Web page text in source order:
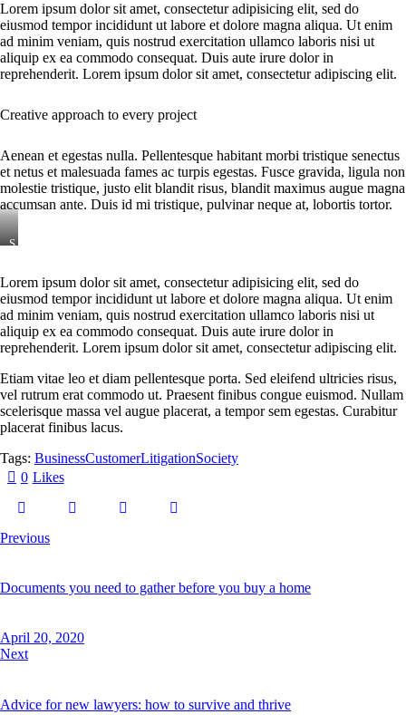
Lorem ipsum dolor sit amet, consectetur adipisicing elit, sed do
eiusmod tempor incididunt ut labore et dolore magna aliqua. Ut enim
ad minim veniam, quis nostrud exercitation ullamco laboris nisi ut
aliquip ex ea commodo consequat. Duis aute irure dolor in
reprehenderit. Lorem ipsum dolor sit amet, consectetur adipiscing elit.
Creative approach to every project
Aenean et egestas nulla. Pellentesque habitant morbi tristique senectus
et netus et malesuada fames ac turpis egestas. Fusce gravida, ligula non
molestie tristique, justo elit blandit risus, blandit maximus augue magna
accumsan ante. Duis id mi tristique, pulvinar neque at, lobortis tortor.
S
t
c
l
i
t
a
a
s
d
g
u
e
r
g
,
s
e
a
n
c
s
Lorem ipsum dolor sit amet, consectetur adipisicing elit, sed do
eiusmod tempor incididunt ut labore et dolore magna aliqua. Ut enim
ad minim veniam, quis nostrud exercitation ullamco laboris nisi ut
aliquip ex ea commodo consequat. Duis aute irure dolor in
reprehenderit. Lorem ipsum dolor sit amet, consectetur adipiscing elit.
Etiam vitae leo et diam pellentesque porta. Sed eleifend ultricies risus,
vel rutrum erat commodo ut. Praesent finibus congue euismod. Nullam
scelerisque massa vel augue placerat, a tempor sem egestas. Curabitur
placerat finibus lacus.
Tags: BusinessCustomerLitigationSociety
0 Likes
Previous
Documents you need to gather before you buy a home
April 20, 2020
Next
Advice for new lawyers: how to survive and thrive